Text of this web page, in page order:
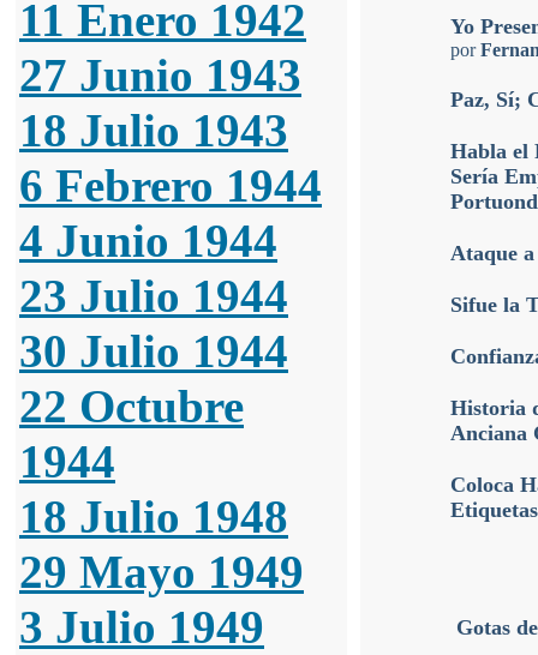
11 Enero 1942
27 Junio 1943
18 Julio 1943
6 Febrero 1944
4 Junio 1944
23 Julio 1944
30 Julio 1944
22 Octubre
1944
18 Julio 1948
29 Mayo 1949
3 Julio 1949
Yo
por
Paz, Sí;
Habla el
Sería
Ataque
Sifue la
Historia
Anciana
Coloca
Etiquetas
Gotas